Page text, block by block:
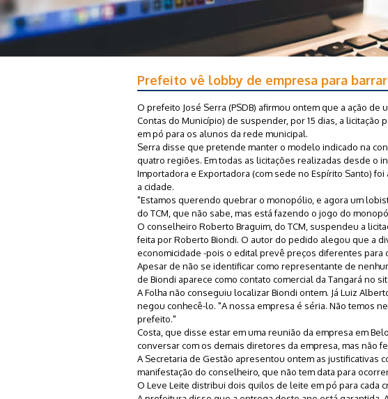
Prefeito vê lobby de empresa para
O prefeito José Serra (PSDB) afirmou ontem que a ação
Contas do Município) de suspender, por 15 dias, a
em pó para os alunos da rede municipal.
Serra disse que pretende manter o modelo indicado na
quatro regiões. Em todas as licitações realizadas desde o
Importadora e Exportadora (com sede no Espírito Santo)
a cidade.
"Estamos querendo quebrar o monopólio, e agora um
do TCM, que não sabe, mas está fazendo o jogo do
O conselheiro Roberto Braguim, do TCM, suspendeu a
feita por Roberto Biondi. O autor do pedido alegou que a
economicidade -pois o edital prevê preços diferentes para
Apesar de não se identificar como representante de
de Biondi aparece como contato comercial da Tangará no
A Folha não conseguiu localizar Biondi ontem. Já Luiz
negou conhecê-lo. "A nossa empresa é séria. Não temos
prefeito."
Costa, que disse estar em uma reunião da empresa em
conversar com os demais diretores da empresa, mas não
A Secretaria de Gestão apresentou ontem as justificativas
manifestação do conselheiro, que não tem data para
O Leve Leite distribui dois quilos de leite em pó para cada